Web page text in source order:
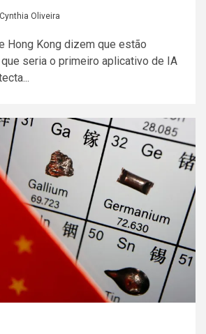
Cynthia Oliveira
Hong Kong dizem que estão
seria o primeiro aplicativo de IA